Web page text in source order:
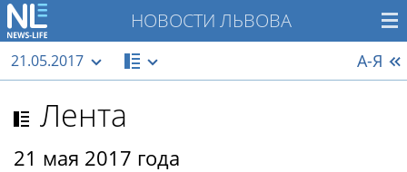
НОВОСТИ ЛЬВОВА
21.05.2017 А-Я
Лента
21 мая 2017 года